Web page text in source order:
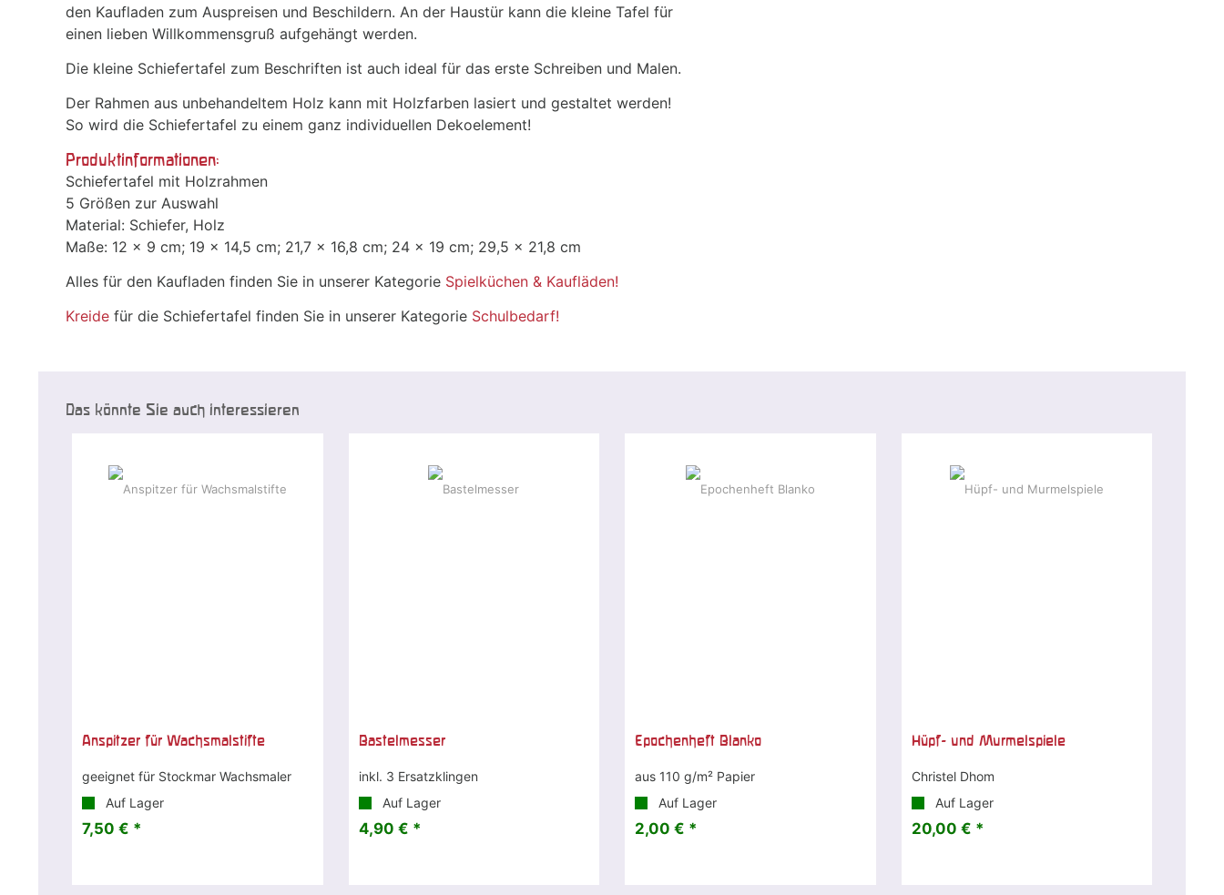
den Kaufladen zum Auspreisen und Beschildern. An der Haustür kann die kleine Tafel für
einen lieben Willkommensgruß aufgehängt werden.
Die kleine Schiefertafel zum Beschriften ist auch ideal für das erste Schreiben und Malen.
Der Rahmen aus unbehandeltem Holz kann mit Holzfarben lasiert und gestaltet werden!
So wird die Schiefertafel zu einem ganz individuellen Dekoelement!
Produktinformationen:
Schiefertafel mit Holzrahmen
5 Größen zur Auswahl
Material: Schiefer, Holz
Maße: 12 x 9 cm; 19 x 14,5 cm; 21,7 x 16,8 cm; 24 x 19 cm; 29,5 x 21,8 cm
Alles für den Kaufladen finden Sie in unserer Kategorie Spielküchen & Kaufläden!
Kreide für die Schiefertafel finden Sie in unserer Kategorie Schulbedarf!
Das könnte Sie auch interessieren
Anspitzer für Wachsmalstifte
geeignet für Stockmar Wachsmaler
Auf Lager
7,50 € *
Bastelmesser
inkl. 3 Ersatzklingen
Auf Lager
4,90 € *
Epochenheft Blanko
aus 110 g/m² Papier
Auf Lager
2,00 € *
Hüpf- und Murmelspiele
Christel Dhom
Auf Lager
20,00 € *